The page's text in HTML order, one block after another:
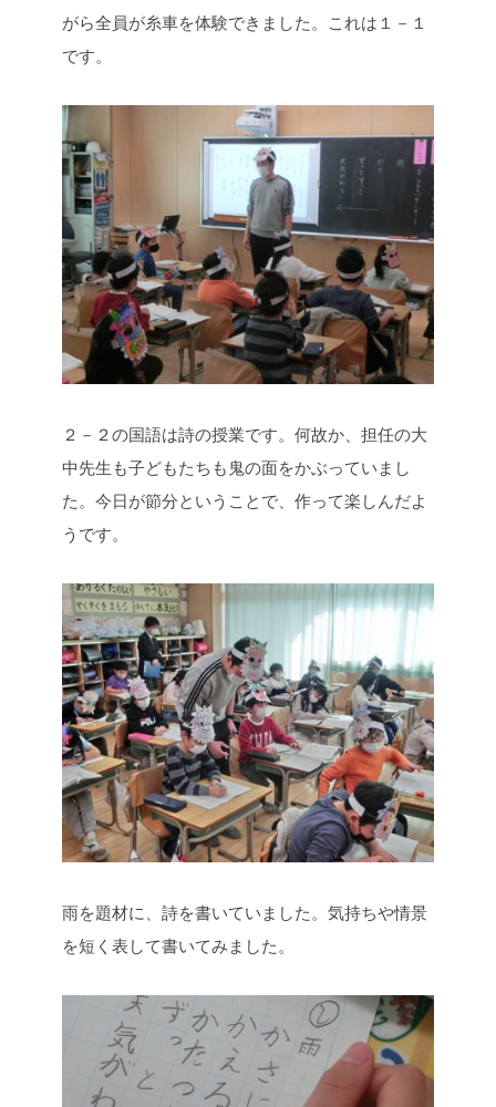
がら全員が糸車を体験できました。これは１－１
です。
２－２の国語は詩の授業です。何故か、担任の大
中先生も子どもたちも鬼の面をかぶっていまし
た。今日が節分ということで、作って楽しんだよ
うです。
雨を題材に、詩を書いていました。気持ちや情景
を短く表して書いてみました。